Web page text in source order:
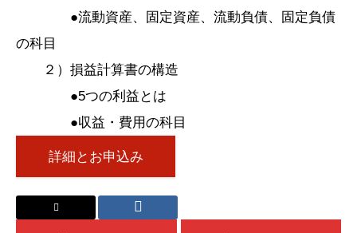
●流動資産、固定資産、流動負債、固定負債
の科目
２）損益計算書の構造
●5つの利益とは
●収益・費用の科目
詳細とお申込み